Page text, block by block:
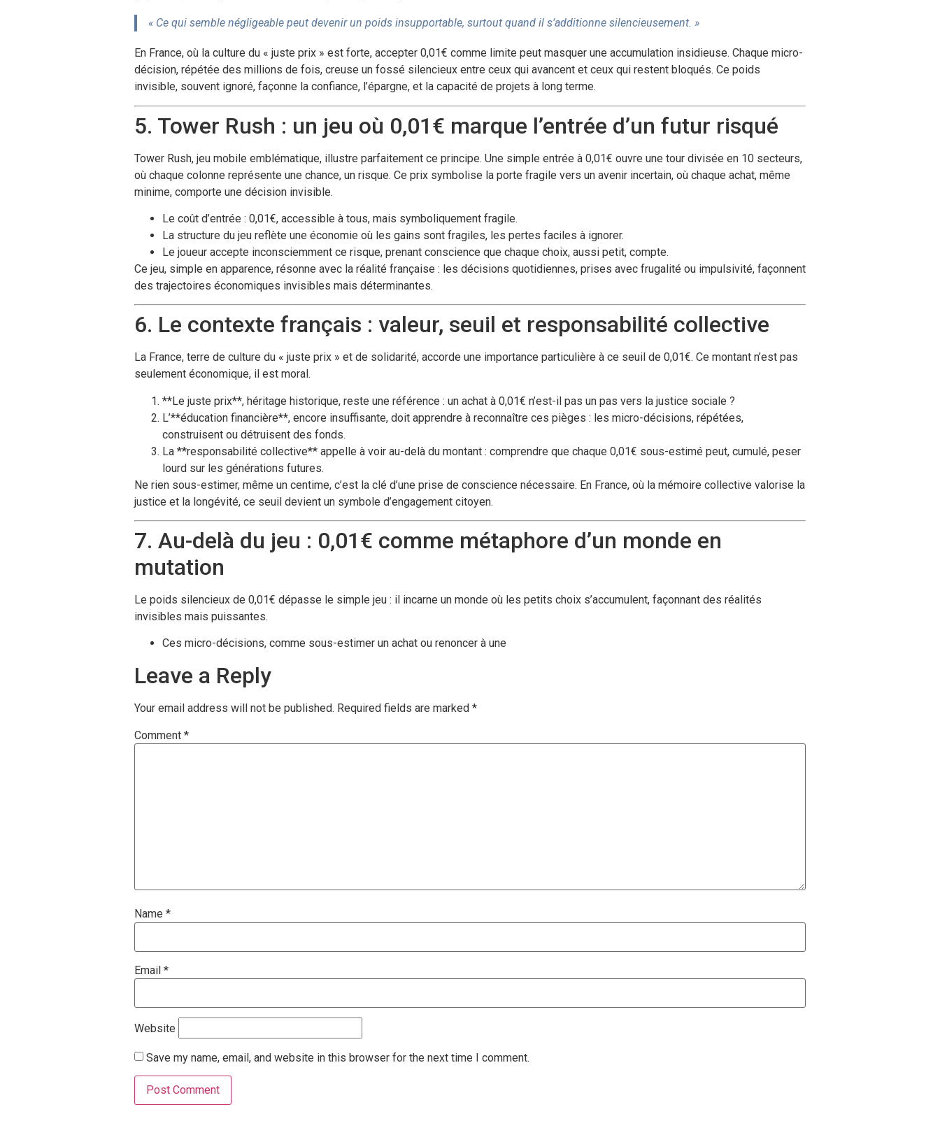
« Ce qui semble négligeable peut devenir un poids insupportable, surtout quand il s’additionne silencieusement. »
En France, où la culture du « juste prix » est forte, accepter 0,01€ comme limite peut masquer une accumulation insidieuse. Chaque micro-
décision, répétée des millions de fois, creuse un fossé silencieux entre ceux qui avancent et ceux qui restent bloqués. Ce poids
invisible, souvent ignoré, façonne la confiance, l’épargne, et la capacité de projets à long terme.
5. Tower Rush : un jeu où 0,01€ marque l’entrée d’un futur risqué
Tower Rush, jeu mobile emblématique, illustre parfaitement ce principe. Une simple entrée à 0,01€ ouvre une tour divisée en 10 secteurs,
où chaque colonne représente une chance, un risque. Ce prix symbolise la porte fragile vers un avenir incertain, où chaque achat, même
minime, comporte une décision invisible.
Le coût d’entrée : 0,01€, accessible à tous, mais symboliquement fragile.
La structure du jeu reflète une économie où les gains sont fragiles, les pertes faciles à ignorer.
Le joueur accepte inconsciemment ce risque, prenant conscience que chaque choix, aussi petit, compte.
Ce jeu, simple en apparence, résonne avec la réalité française : les décisions quotidiennes, prises avec frugalité ou impulsivité, façonnent
des trajectoires économiques invisibles mais déterminantes.
6. Le contexte français : valeur, seuil et responsabilité collective
La France, terre de culture du « juste prix » et de solidarité, accorde une importance particulière à ce seuil de 0,01€. Ce montant n’est pas
seulement économique, il est moral.
**Le juste prix**, héritage historique, reste une référence : un achat à 0,01€ n’est-il pas un pas vers la justice sociale ?
L’**éducation financière**, encore insuffisante, doit apprendre à reconnaître ces pièges : les micro-décisions, répétées,
construisent ou détruisent des fonds.
La **responsabilité collective** appelle à voir au-delà du montant : comprendre que chaque 0,01€ sous-estimé peut, cumulé, peser
lourd sur les générations futures.
Ne rien sous-estimer, même un centime, c’est la clé d’une prise de conscience nécessaire. En France, où la mémoire collective valorise la
justice et la longévité, ce seuil devient un symbole d’engagement citoyen.
7. Au-delà du jeu : 0,01€ comme métaphore d’un monde en
mutation
Le poids silencieux de 0,01€ dépasse le simple jeu : il incarne un monde où les petits choix s’accumulent, façonnant des réalités
invisibles mais puissantes.
Ces micro-décisions, comme sous-estimer un achat ou renoncer à une
Leave a Reply
Your email address will not be published. Required fields are marked *
Comment *
Name *
Email *
Website
Save my name, email, and website in this browser for the next time I comment.